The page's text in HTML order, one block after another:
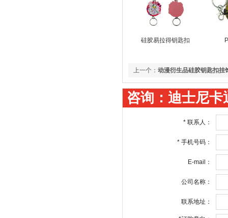
硅胶易拉得钥匙扣
上一个： 动漫衍生品硅胶钥匙扣挂
咨询：迪士尼卡
* 联系人：
* 手机号码：
E-mail：
公司名称：
联系地址：